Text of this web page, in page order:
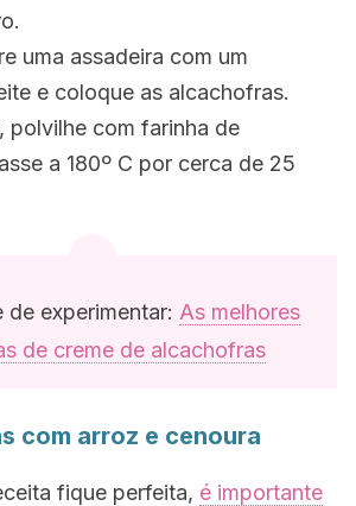
uma assadeira com um
e coloque as alcachofras.
polvilhe com farinha de
a 180º C por cerca de 25
de experimentar: As melhores
de creme de alcachofras
com arroz e cenoura
fique perfeita, é importante